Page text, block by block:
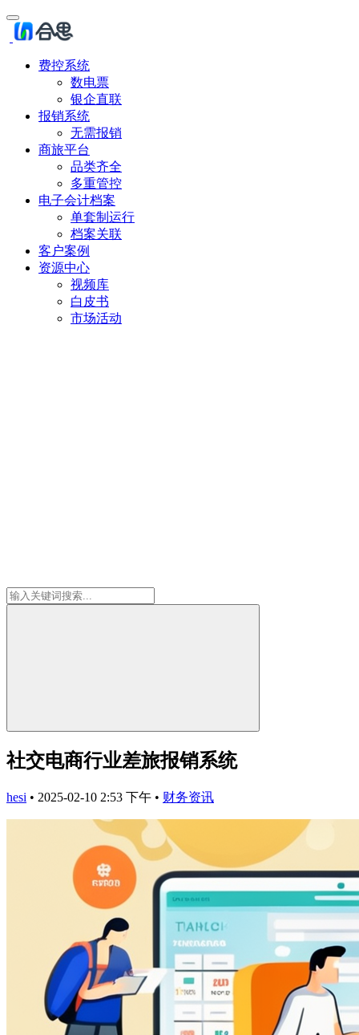
费控系统
数电票
银企直联
报销系统
无需报销
商旅平台
品类齐全
多重管控
电子会计档案
单套制运行
档案关联
客户案例
资源中心
视频库
白皮书
市场活动
社交电商行业差旅报销系统
hesi • 2025-02-10 2:53 下午 • 财务资讯